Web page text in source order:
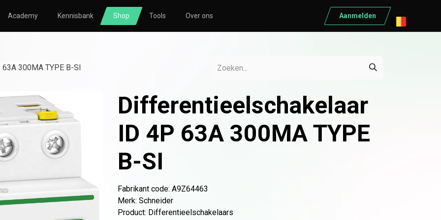
Academy Kennisbank Shop
Zonnepanelen
Bevestigingsmateriaal
Thuisbatterijen
Differentieelschakelaars
Kabels
Kasten
Conduct
Avasco
Tools Over ons Aanmelden
300MA TYPE B-SI
Differentieelschakelaar
ID 4P 63A 300MA TYPE
B-SI
Fabrikant code: A9Z64463
Merk: Schneider
Product: Differentieelschakelaars